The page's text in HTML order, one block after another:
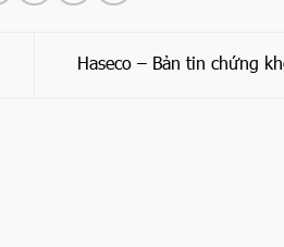
Haseco – Bản tin chứng